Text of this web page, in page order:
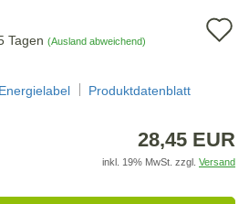
Tagen (Ausland abweichend)
Produktdatenblatt
28,45 EUR
inkl. 19% MwSt. zzgl. Versand